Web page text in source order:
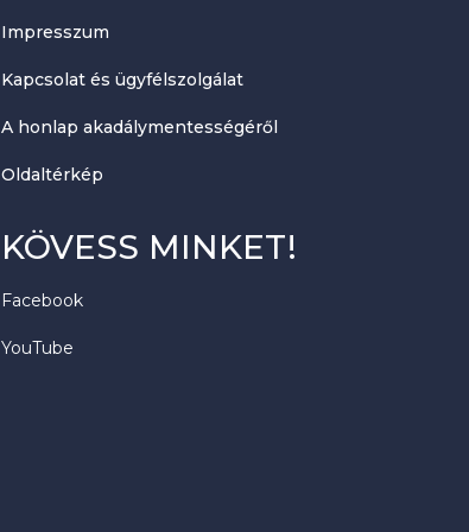
Impresszum
Kapcsolat és ügyfélszolgálat
A honlap akadálymentességéről
Oldaltérkép
KÖVESS MINKET!
Facebook
YouTube